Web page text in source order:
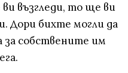
възгледи, то ще ви
Дори бихте могли да
за собствените им